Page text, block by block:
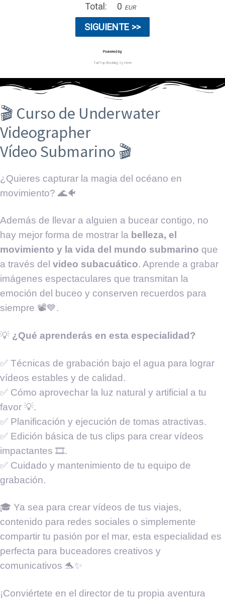
🎬 Curso de Underwater
Videographer
Vídeo Submarino 🎬
¿Quieres capturar la magia del océano en
movimiento? 🌊🐠
Además de llevar a alguien a bucear contigo, no
hay mejor forma de mostrar la belleza, el
movimiento y la vida del mundo submarino que
a través del video subacuático. Aprende a grabar
imágenes espectaculares que transmitan la
emoción del buceo y conserven recuerdos para
siempre 📽️💙.
💡 ¿Qué aprenderás en esta especialidad?
✅ Técnicas de grabación bajo el agua para lograr
vídeos estables y de calidad.
✅ Cómo aprovechar la luz natural y artificial a tu
favor 💡.
✅ Planificación y ejecución de tomas atractivas.
✅ Edición básica de tus clips para crear vídeos
impactantes 🎞️.
✅ Cuidado y mantenimiento de tu equipo de
grabación.
🎓 Ya sea para crear vídeos de tus viajes,
contenido para redes sociales o simplemente
compartir tu pasión por el mar, esta especialidad es
perfecta para buceadores creativos y
comunicativos 🐬✨
¡Conviértete en el director de tu propia aventura